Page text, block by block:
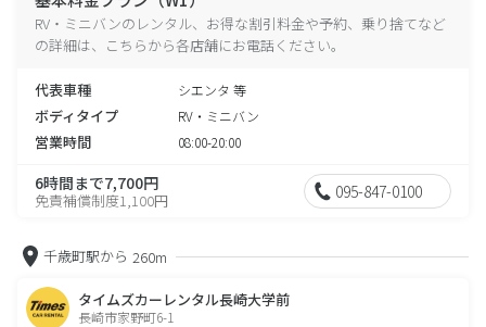
RV・ミニバンのレンタル、お得な割引料金や予約、乗り捨てなど
の詳細は、こちらから各店舗にお電話ください。
代表車種 シエンタ 等
ボディタイプ RV・ミニバン
営業時間 08:00-20:00
6時間まで7,700円
免責補償制度1,100円 095-847-0100
千歳町駅から 260m
タイムズカーレンタル長崎大学前
長崎市家野町6-1